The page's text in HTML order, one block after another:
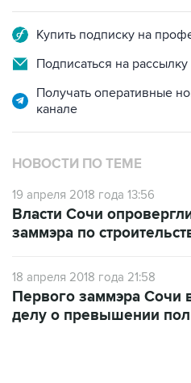
Купить подписку на
Подписаться на
Получать оперативные
канале
НОВОСТИ ПО ТЕМЕ
19 апреля 2018 года 13:56
Власти Сочи
заммэра по
18 апреля 2018 года 21:58
Первого заммэра Сочи
делу о превышении